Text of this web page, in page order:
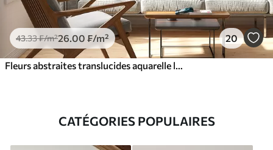
43.33₣/m²26 .00 ₣/m² 20
CATÉGORIES POPULAIRES